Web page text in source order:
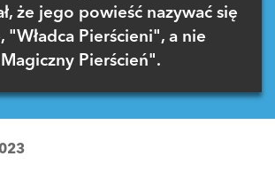
że jego powieść nazywać się
"Władca Pierścieni", a nie
Pierścień".